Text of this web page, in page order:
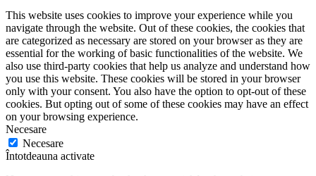
This website uses cookies to improve your experience while you
navigate through the website. Out of these cookies, the cookies that
are categorized as necessary are stored on your browser as they are
essential for the working of basic functionalities of the website. We
also use third-party cookies that help us analyze and understand how
you use this website. These cookies will be stored in your browser
only with your consent. You also have the option to opt-out of these
cookies. But opting out of some of these cookies may have an effect
on your browsing experience.
Necesare
Necesare
Întotdeauna activate